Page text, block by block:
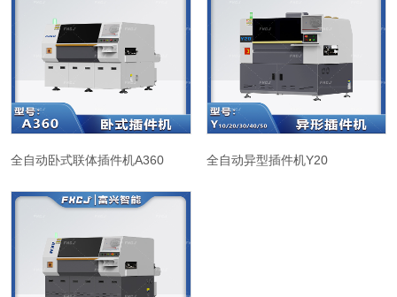
全自动卧式联体插件机A360 全自动异型插件机Y20